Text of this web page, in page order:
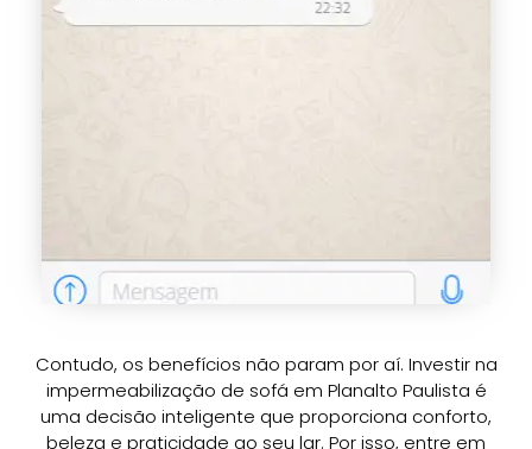
Contudo, os benefícios não param por aí. Investir na
impermeabilização de sofá em Planalto Paulista é
uma decisão inteligente que proporciona conforto,
beleza e praticidade ao seu lar. Por isso, entre em